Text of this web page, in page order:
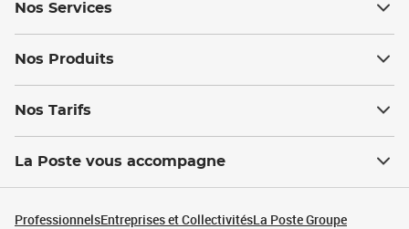
Nos Services
Nos Produits
Nos Tarifs
La Poste vous accompagne
ProfessionnelsEntreprises et CollectivitésLa Poste Groupe